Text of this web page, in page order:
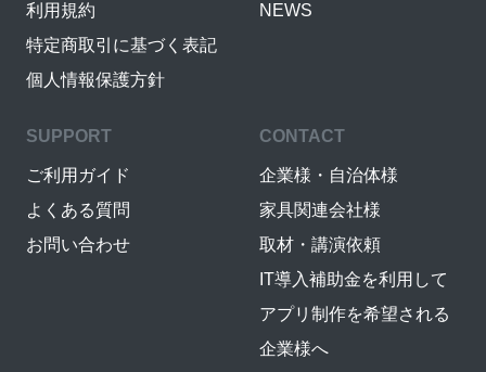
利用規約
特定商取引に基づく表記
個人情報保護方針
NEWS
SUPPORT
ご利用ガイド
よくある質問
お問い合わせ
CONTACT
企業様・自治体様
家具関連会社様
取材・講演依頼
IT導入補助金を利用して
アプリ制作を希望される
企業様へ